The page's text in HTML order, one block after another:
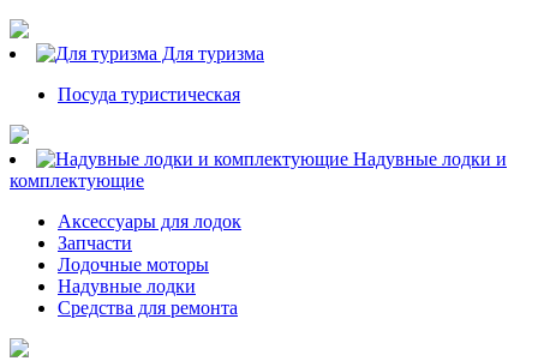
Для туризма
Посуда туристическая
Надувные лодки и
комплектующие
Аксессуары для лодок
Запчасти
Лодочные моторы
Надувные лодки
Средства для ремонта